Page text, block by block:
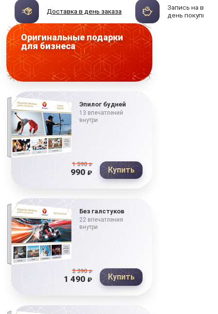
Доставка в день заказа
Запись на
день покупки
Оригинальные подарки
для бизнеса
Эпилог будней
13 впечатлений
внутри
1 590₽
990 ₽ Купить
Без галстуков
22 впечатления
внутри
2 390₽
1 490 ₽ Купить